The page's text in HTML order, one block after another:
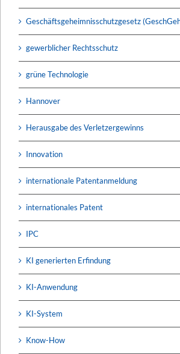
Geschäftsgeheimnisschutzgesetz
gewerblicher Rechtsschutz
grüne Technologie
Hannover
Herausgabe des Verletzergewinns
Innovation
internationale Patentanmeldung
internationales Patent
IPC
KI generierten Erfindung
KI-Anwendung
KI-System
Know-How